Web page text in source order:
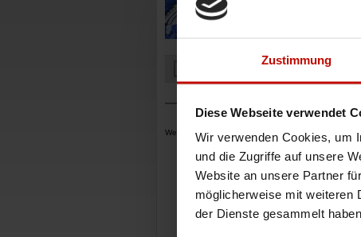
Zustimmung
Diese Webseite verwendet
Wir verwenden Cookies, um
und die Zugriffe auf unsere
Website an unsere Partner
möglicherweise mit weiteren
der Dienste gesammelt
Zurück zur Übersicht
Werbung